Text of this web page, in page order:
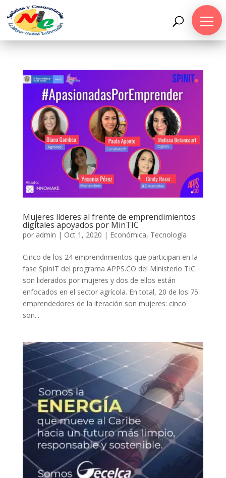
Mujeres líderes al frente de emprendimientos
digitales apoyados por MinTIC
por admin | Oct 1, 2020 | Económica, Tecnología
Cinco de los 24 emprendimientos que participan en la
fase SpinIT del programa APPS.CO del Ministerio TIC
son liderados por mujeres y dos de ellos están
enfocados en el sector agrícola. En total, 20 de los 75
emprendedores de la iteración son mujeres: cinco
son...